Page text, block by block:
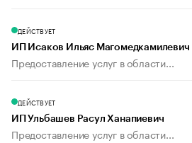
ДЕЙСТВУЕТ
ИП Исаков Ильяс Магомедкамилевич
Предоставление услуг в области...
ДЕЙСТВУЕТ
ИП Ульбашев Расул Ханапиевич
Предоставление услуг в области...